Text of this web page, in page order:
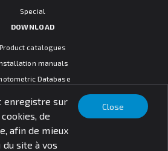
enregistre sur
de
afin de mieux
site à vos
Close
Special
DOWNLOAD
Product catalogues
manuals
Database
Warranty terms
SOCIAL MEDIA